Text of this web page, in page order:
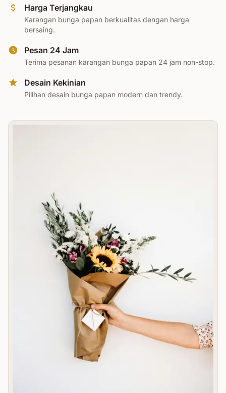
Harga Terjangkau
Karangan bunga papan berkualitas dengan harga
bersaing.
Pesan 24 Jam
Terima pesanan karangan bunga papan 24 jam non-stop.
Desain Kekinian
Pilihan desain bunga papan modern dan trendy.